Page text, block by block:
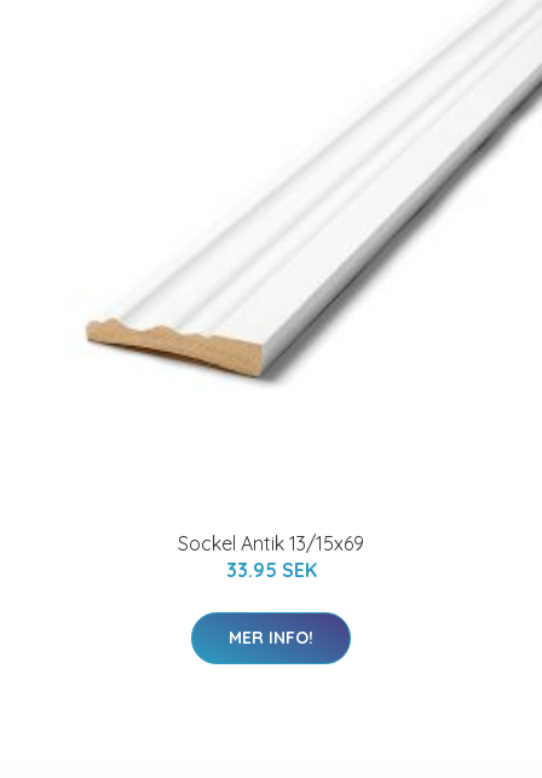
Sockel Antik 13/15x69
33.95 SEK
MER INFO!